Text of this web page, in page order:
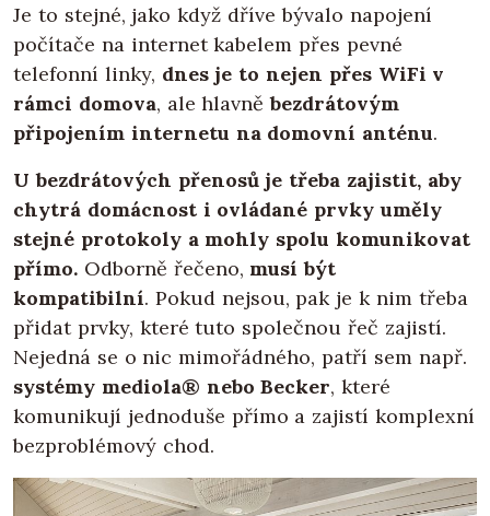
Je to stejné, jako když dříve bývalo napojení
počítače na internet kabelem přes pevné
telefonní linky, dnes je to nejen přes WiFi v
rámci domova, ale hlavněbezdrátovým
připojením internetu na domovní anténu.
U bezdrátových přenosů je třeba zajistit, aby
chytrá domácnost i ovládané prvky uměly
stejné protokoly a mohly spolu komunikovat
přímo. Odborně řečeno, musí být
kompatibilní. Pokud nejsou, pak je k nim třeba
přidat prvky, které tuto společnou řeč zajistí.
Nejedná se o nic mimořádného, patří sem např.
systémy mediola® nebo Becker, které
komunikují jednoduše přímo a zajistí komplexní
bezproblémový chod.